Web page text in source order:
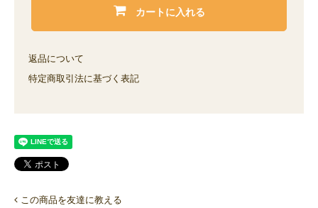
カートに入れる
返品について
特定商取引法に基づく表記
この商品を友達に教える